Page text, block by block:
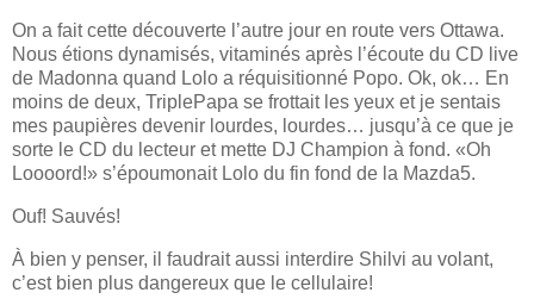
On a fait cette découverte l’autre jour en route vers Ottawa.
Nous étions dynamisés, vitaminés après l’écoute du CD live
de Madonna quand Lolo a réquisitionné Popo. Ok, ok… En
moins de deux, TriplePapa se frottait les yeux et je sentais
mes paupières devenir lourdes, lourdes… jusqu’à ce que je
sorte le CD du lecteur et mette DJ Champion à fond. «Oh
Loooord!» s’époumonait Lolo du fin fond de la Mazda5.
Ouf! Sauvés!
À bien y penser, il faudrait aussi interdire Shilvi au volant,
c’est bien plus dangereux que le cellulaire!